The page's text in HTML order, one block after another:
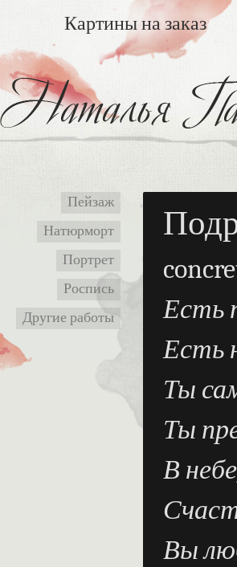
Картины на заказ
Пейзаж
Натюрморт
Портрет
Роспись
Другие работы
Есть
Есть
Ты
Ты
В
Вы